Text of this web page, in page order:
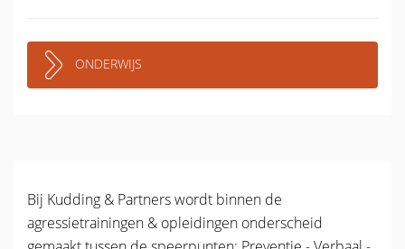
ONDERWIJS
Bij Kudding & Partners wordt binnen de
agressietrainingen & opleidingen onderscheid